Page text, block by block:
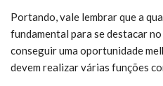
Portando, vale lembrar que a
fundamental para se destacar
conseguir uma oportunidade
devem realizar várias funções